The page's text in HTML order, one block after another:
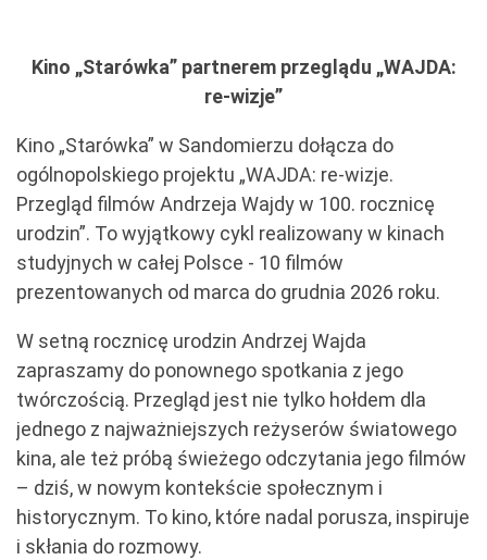
Kino „Starówka” partnerem przeglądu „WAJDA:
re-wizje”
Kino „Starówka” w Sandomierzu dołącza do
ogólnopolskiego projektu „WAJDA: re-wizje.
Przegląd filmów Andrzeja Wajdy w 100. rocznicę
urodzin”. To wyjątkowy cykl realizowany w kinach
studyjnych w całej Polsce - 10 filmów
prezentowanych od marca do grudnia 2026 roku.
W setną rocznicę urodzin Andrzej Wajda
zapraszamy do ponownego spotkania z jego
twórczością. Przegląd jest nie tylko hołdem dla
jednego z najważniejszych reżyserów światowego
kina, ale też próbą świeżego odczytania jego filmów
– dziś, w nowym kontekście społecznym i
historycznym. To kino, które nadal porusza, inspiruje
i skłania do rozmowy.